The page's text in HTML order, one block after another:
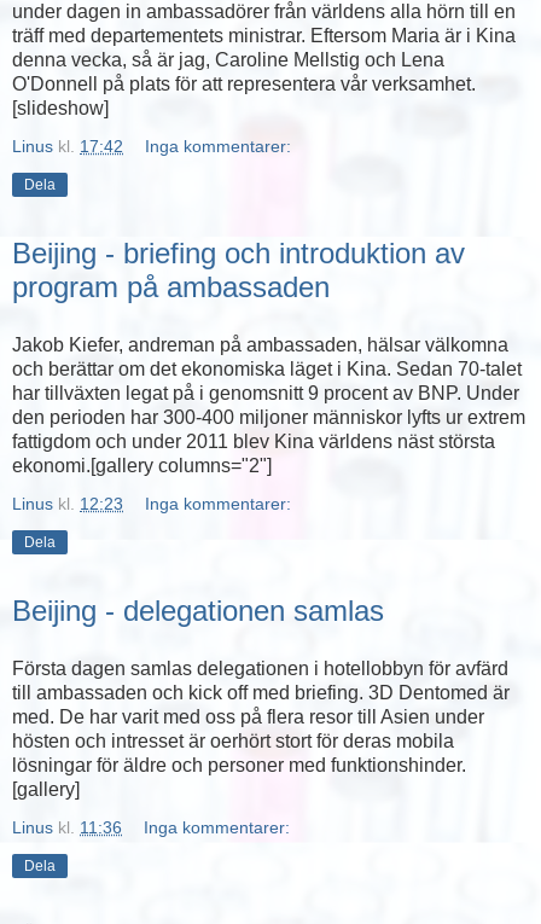
under dagen in ambassadörer från världens alla hörn till en
träff med departementets ministrar. Eftersom Maria är i Kina
denna vecka, så är jag, Caroline Mellstig och Lena
O'Donnell på plats för att representera vår verksamhet.
[slideshow]
Linus kl. 17:42 Inga kommentarer:
Dela
Beijing - briefing och introduktion av
program på ambassaden
Jakob Kiefer, andreman på ambassaden, hälsar välkomna
och berättar om det ekonomiska läget i Kina. Sedan 70-talet
har tillväxten legat på i genomsnitt 9 procent av BNP. Under
den perioden har 300-400 miljoner människor lyfts ur extrem
fattigdom och under 2011 blev Kina världens näst största
ekonomi.[gallery columns="2"]
Linus kl. 12:23 Inga kommentarer:
Dela
Beijing - delegationen samlas
Första dagen samlas delegationen i hotellobbyn för avfärd
till ambassaden och kick off med briefing. 3D Dentomed är
med. De har varit med oss på flera resor till Asien under
hösten och intresset är oerhört stort för deras mobila
lösningar för äldre och personer med funktionshinder.
[gallery]
Linus kl. 11:36 Inga kommentarer:
Dela